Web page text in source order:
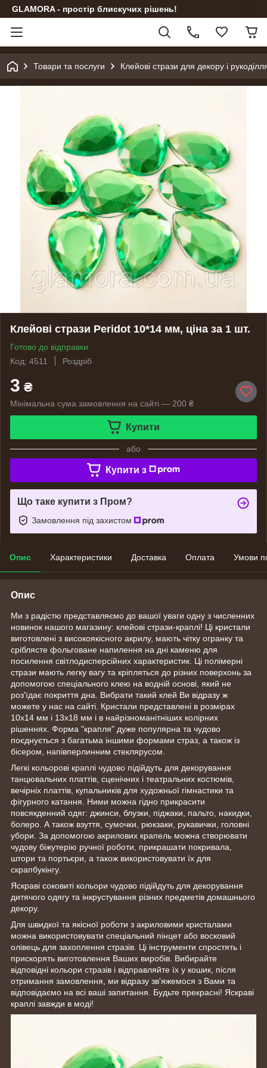
GLAMORA - простір блискучих рішень!
Товари та послуги Клейові стрази для декору і
Клейові стрази Peridot 10*14 мм, ціна за 1 шт.
Готово до відправки
Код: 4511
Роздріб
3 ₴
Мінімальна сума замовлення на сайті — 200 ₴
Купити
або
Купити з
Що таке купити з Пром?
Замовлення під захистом
Опис Характеристики Доставка Оплата Умови
Опис
Ми з радістю представляємо до вашої уваги одну з численних
новинок нашого магазину: клейові стрази-краплі! Ці кристали
виготовлені з високоякісного акрилу, мають чітку огранку та
сріблясте фольговане напилення на дні каменю для
посилення світлодисперсійних характеристик. Ці полімерні
стрази мають легку вагу та кріпляться до різних поверхонь за
допомогою спеціального клею на водній основі, який не
роз'їдає покриття дна. Вибрати такий клей Ви відразу ж
можете у нас на сайті. Кристали представлені в розмірах
10х14 мм і 13х18 мм і в найрізноманітніших колірних
рішеннях. Форма "крапля" дуже популярна та чудово
поєднується з багатьма іншими формами страз, а також із
бісером, напівперлинним стеклярусом.
Легкі кольорові краплі чудово підійдуть для декорування
танцювальних платтів, сценічних і театральних костюмів,
вечірніх платтів, купальників для художньої гімнастики та
фігурного катання. Ними можна гідно прикрасити
повсякденний одяг: джинси, блузки, піджаки, пальто, накидки,
болеро. А також взуття, сумочки, рюкзаки, рукавички, головні
убори. За допомогою акрилових крапель можна створювати
чудову біжутерію ручної роботи, прикрашати покривала,
штори та портьєри, а також використовувати їх для
скрапбукінгу.
Яскраві соковиті кольори чудово підійдуть для декорування
дитячого одягу та інкрустування різних предметів домашнього
декору.
Для швидкої та якісної роботи з акриловими кристалами
можна використовувати спеціальний пінцет або восковий
олівець для захоплення стразів. Ці інструменти спростять і
прискорять виготовлення Ваших виробів. Вибирайте
відповідні кольори стразів і відправляйте їх у кошик, після
отримання замовлення, ми відразу зв'яжемося з Вами та
відповідаємо на всі ваші запитання. Будьте прекрасні! Яскраві
краплі завжди в моді!